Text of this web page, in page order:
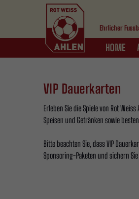
Ehrlicher
HOME
VIP Dauerkarten
Erleben Sie die Spiele von Rot
Speisen und Getränken sowie
Bitte beachten Sie, dass VIP
Sponsoring-Paketen und sichern